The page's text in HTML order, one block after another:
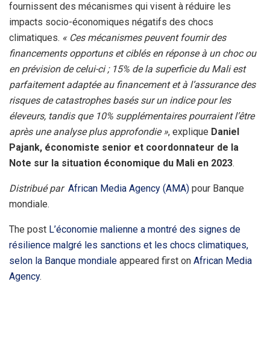
fournissent des mécanismes qui visent à réduire les
impacts socio-économiques négatifs des chocs
climatiques. « Ces mécanismes peuvent fournir des
financements opportuns et ciblés en réponse à un choc ou
en prévision de celui-ci ; 15% de la superficie du Mali est
parfaitement adaptée au financement et à l’assurance des
risques de catastrophes basés sur un indice pour les
éleveurs, tandis que 10% supplémentaires pourraient l’être
après une analyse plus approfondie », explique Daniel
Pajank, économiste senior et coordonnateur de la
Note sur la situation économique du Mali en 2023.
Distribué par African Media Agency (AMA) pour Banque
mondiale.
The post L’économie malienne a montré des signes de
résilience malgré les sanctions et les chocs climatiques,
selon la Banque mondiale appeared first on African Media
Agency.